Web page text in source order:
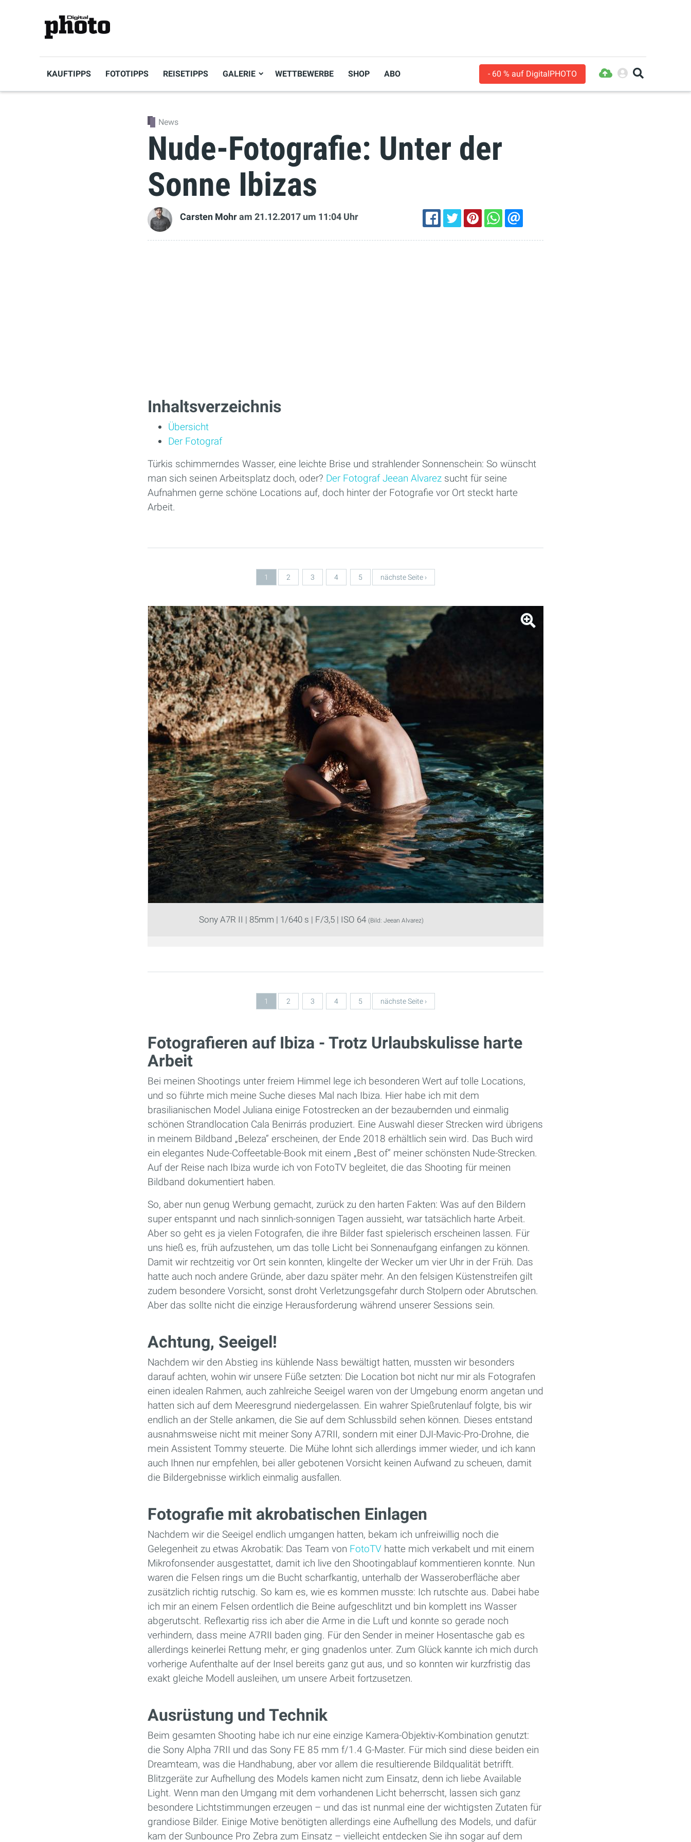
KAUFTIPPS FOTOTIPPS REISETIPPS GALERIE WETTBEWERBE SHOP ABO - 60 % auf DigitalPHOTO
News
Nude-Fotografie: Unter der
Sonne Ibizas
Carsten Mohr am 21.12.2017 um 11:04 Uhr
Inhaltsverzeichnis
Übersicht
Der Fotograf
Türkis schimmerndes Wasser, eine leichte Brise und strahlender Sonnenschein: So wünscht
man sich seinen Arbeitsplatz doch, oder? Der Fotograf Jeean Alvarez sucht für seine
Aufnahmen gerne schöne Locations auf, doch hinter der Fotografie vor Ort steckt harte
Arbeit.
1 2 3 4 5 nächste Seite ›
Sony A7R II | 85mm | 1/640 s | F/3,5 | ISO 64 (Bild: Jeean Alvarez)
1 2 3 4 5 nächste Seite ›
Fotografieren auf Ibiza - Trotz Urlaubskulisse harte
Arbeit
Bei meinen Shootings unter freiem Himmel lege ich besonderen Wert auf tolle Locations,
und so führte mich meine Suche dieses Mal nach Ibiza. Hier habe ich mit dem
brasilianischen Model Juliana einige Fotostrecken an der bezaubernden und einmalig
schönen Strandlocation Cala Benirrás produziert. Eine Auswahl dieser Strecken wird übrigens
in meinem Bildband „Beleza“ erscheinen, der Ende 2018 erhältlich sein wird. Das Buch wird
ein elegantes Nude-Coffeetable-Book mit einem „Best of“ meiner schönsten Nude-Strecken.
Auf der Reise nach Ibiza wurde ich von FotoTV begleitet, die das Shooting für meinen
Bildband dokumentiert haben.
So, aber nun genug Werbung gemacht, zurück zu den harten Fakten: Was auf den Bildern
super entspannt und nach sinnlich-sonnigen Tagen aussieht, war tatsächlich harte Arbeit.
Aber so geht es ja vielen Fotografen, die ihre Bilder fast spielerisch erscheinen lassen. Für
uns hieß es, früh aufzustehen, um das tolle Licht bei Sonnenaufgang einfangen zu können.
Damit wir rechtzeitig vor Ort sein konnten, klingelte der Wecker um vier Uhr in der Früh. Das
hatte auch noch andere Gründe, aber dazu später mehr. An den felsigen Küstenstreifen gilt
zudem besondere Vorsicht, sonst droht Verletzungsgefahr durch Stolpern oder Abrutschen.
Aber das sollte nicht die einzige Herausforderung während unserer Sessions sein.
Achtung, Seeigel!
Nachdem wir den Abstieg ins kühlende Nass bewältigt hatten, mussten wir besonders
darauf achten, wohin wir unsere Füße setzten: Die Location bot nicht nur mir als Fotografen
einen idealen Rahmen, auch zahlreiche Seeigel waren von der Umgebung enorm angetan und
hatten sich auf dem Meeresgrund niedergelassen. Ein wahrer Spießrutenlauf folgte, bis wir
endlich an der Stelle ankamen, die Sie auf dem Schlussbild sehen können. Dieses entstand
ausnahmsweise nicht mit meiner Sony A7RII, sondern mit einer DJI-Mavic-Pro-Drohne, die
mein Assistent Tommy steuerte. Die Mühe lohnt sich allerdings immer wieder, und ich kann
auch Ihnen nur empfehlen, bei aller gebotenen Vorsicht keinen Aufwand zu scheuen, damit
die Bildergebnisse wirklich einmalig ausfallen.
Fotografie mit akrobatischen Einlagen
Nachdem wir die Seeigel endlich umgangen hatten, bekam ich unfreiwillig noch die
Gelegenheit zu etwas Akrobatik: Das Team von FotoTV hatte mich verkabelt und mit einem
Mikrofonsender ausgestattet, damit ich live den Shootingablauf kommentieren konnte. Nun
waren die Felsen rings um die Bucht scharfkantig, unterhalb der Wasseroberfläche aber
zusätzlich richtig rutschig. So kam es, wie es kommen musste: Ich rutschte aus. Dabei habe
ich mir an einem Felsen ordentlich die Beine aufgeschlitzt und bin komplett ins Wasser
abgerutscht. Reflexartig riss ich aber die Arme in die Luft und konnte so gerade noch
verhindern, dass meine A7RII baden ging. Für den Sender in meiner Hosentasche gab es
allerdings keinerlei Rettung mehr, er ging gnadenlos unter. Zum Glück kannte ich mich durch
vorherige Aufenthalte auf der Insel bereits ganz gut aus, und so konnten wir kurzfristig das
exakt gleiche Modell ausleihen, um unsere Arbeit fortzusetzen.
Ausrüstung und Technik
Beim gesamten Shooting habe ich nur eine einzige Kamera-Objektiv-Kombination genutzt:
die Sony Alpha 7RII und das Sony FE 85 mm f/1.4 G-Master. Für mich sind diese beiden ein
Dreamteam, was die Handhabung, aber vor allem die resultierende Bildqualität betrifft.
Blitzgeräte zur Aufhellung des Models kamen nicht zum Einsatz, denn ich liebe Available
Light. Wenn man den Umgang mit dem vorhandenen Licht beherrscht, lassen sich ganz
besondere Lichtstimmungen erzeugen – und das ist nunmal eine der wichtigsten Zutaten für
grandiose Bilder. Einige Motive benötigten allerdings eine Aufhellung des Models, und dafür
kam der Sunbounce Pro Zebra zum Einsatz – vielleicht entdecken Sie ihn sogar auf dem